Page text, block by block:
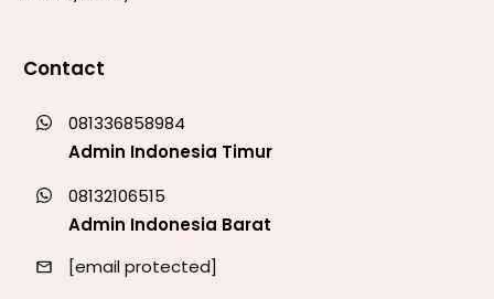
Contact
081336858984
Admin Indonesia Timur
08132106515
Admin Indonesia Barat
[email protected]